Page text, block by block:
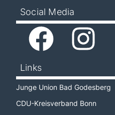
Social Media
Links
Junge Union Bad Godesberg
CDU-Kreisverband Bonn